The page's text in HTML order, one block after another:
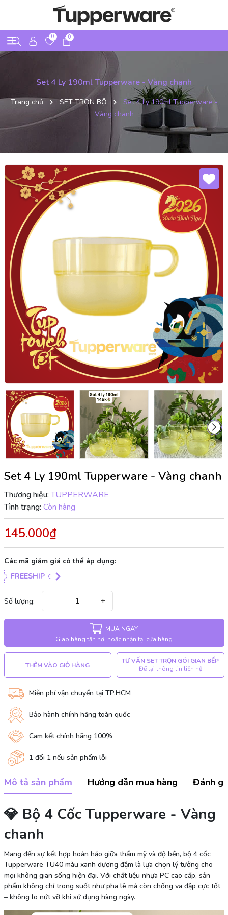
0 0
Set 4 Ly 190ml Tupperware - Vàng chanh
Trang chủ SET TRỌN BỘ
Set 4 Ly 190ml Tupperware -
Vàng chanh
Set 4 Ly 190ml Tupperware - Vàng chanh
Thương hiệu: TUPPERWARE
Tình trạng: Còn hàng
145.000₫
Các mã giảm giá có thể áp dụng:
FREESHIP
Số lượng: − +
MUA NGAY
Giao hàng tận nơi hoặc nhận tại cửa hàng
THÊM VÀO GIỎ HÀNG
TƯ VẤN SET TRỌN GÓI GIAN BẾP
Để lại thông tin liên hệ
Miễn phí vận chuyển tại TP.HCM
Bảo hành chính hãng toàn quốc
Cam kết chính hãng 100%
1 đổi 1 nếu sản phẩm lỗi
Mô tả sản phẩm Hướng dẫn mua hàng Đánh
💎 Bộ 4 Cốc Tupperware - Vàng
chanh
Mang đến sự kết hợp hoàn hảo giữa thẩm mỹ và độ bền, bộ 4 cốc
Tupperware TU40 màu xanh dương đậm là lựa chọn lý tưởng cho
mọi không gian sống hiện đại. Với chất liệu nhựa PC cao cấp, sản
phẩm không chỉ trong suốt như pha lê mà còn chống va đập cực tốt
– không lo nứt vỡ khi sử dụng hàng ngày.